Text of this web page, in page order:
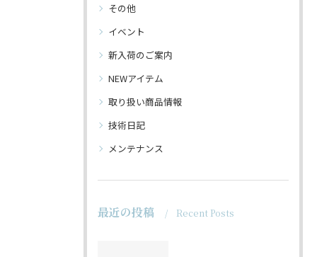
その他
イベント
新入荷のご案内
NEWアイテム
取り扱い商品情報
技術日記
メンテナンス
最近の投稿 Recent Posts